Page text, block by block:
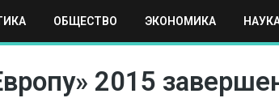
ОБЩЕСТВО ЭКОНОМИКА
И ТЕХНИКА СПОРТ МОСКВА
2015